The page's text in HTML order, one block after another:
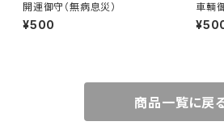
開運御守（無病息災）
¥500
車輌
商品一覧に戻